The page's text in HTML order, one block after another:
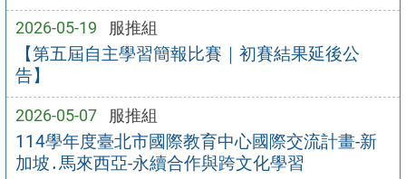
2026-05-19 服推組
【第五屆自主學習簡報比賽｜初賽結果延後公
告】
2026-05-07 服推組
114學年度臺北市國際教育中心國際交流計畫-新
加坡․馬來西亞-永續合作與跨文化學習